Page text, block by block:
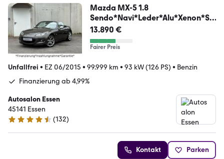
Mazda MX-5 1.8
Sendo*Navi*Leder*Alu*Xenon*Sit
zheizung*
13.890 €
Fairer Preis
Unfallfrei • EZ 06/2015 • 99.999 km • 93 kW (126 PS) • Benzin
Finanzierung ab 4,99%
Autosalon Essen
45141 Essen
4.4 Sterne
(132)
Kontakt Parken